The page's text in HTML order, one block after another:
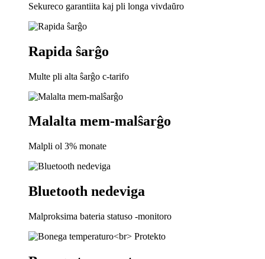
Sekureco garantiita kaj pli longa vivdaŭro
Rapida ŝarĝo
Multe pli alta ŝarĝo c-tarifo
Malalta mem-malŝarĝo
Malpli ol 3% monate
Bluetooth nedeviga
Malproksima bateria statuso -monitoro